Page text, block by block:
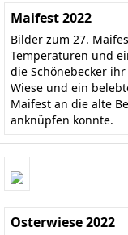
Maifest 2022
Bilder zum 27.
Temperaturen und
die Schönebecker
Wiese und ein
Maifest an die alte
anknüpfen konnte.
Osterwiese 2022